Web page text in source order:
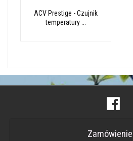
ACV Prestige - Czujnik
temperatury ...
Zamówienie